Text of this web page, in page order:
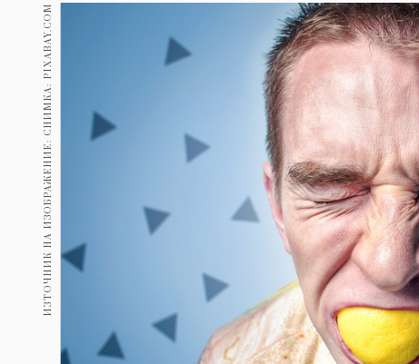
Пътувай
Здраве 389
Gentlemen
Wellness
ПОСЛЕДВАЙТЕ
НИ
ИЗТОЧНИК НА ИЗОБРАЖЕНИЕ: СНИМКА: PIXABAY.COM